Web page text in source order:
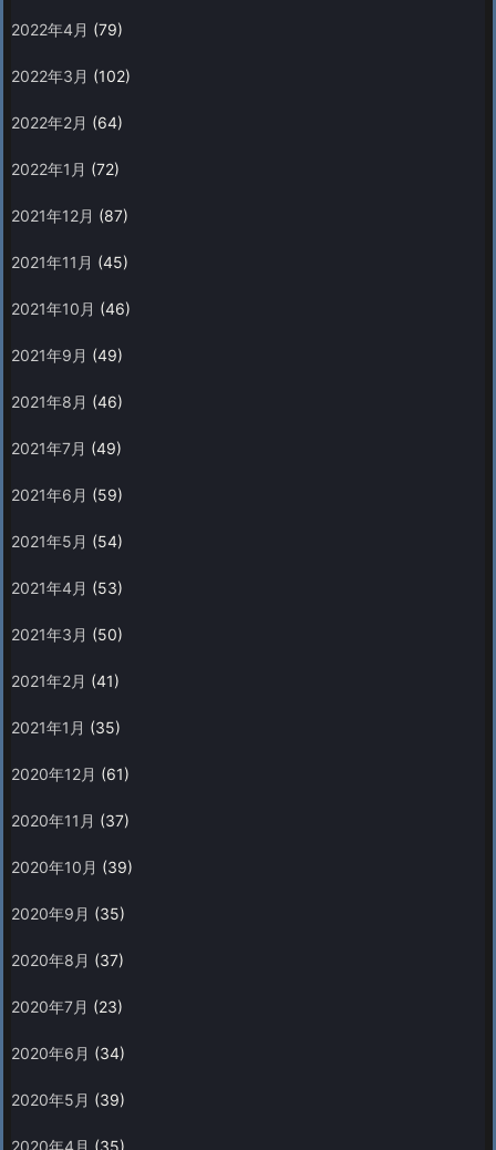
2022年4月 (79)
2022年3月 (102)
2022年2月 (64)
2022年1月 (72)
2021年12月 (87)
2021年11月 (45)
2021年10月 (46)
2021年9月 (49)
2021年8月 (46)
2021年7月 (49)
2021年6月 (59)
2021年5月 (54)
2021年4月 (53)
2021年3月 (50)
2021年2月 (41)
2021年1月 (35)
2020年12月 (61)
2020年11月 (37)
2020年10月 (39)
2020年9月 (35)
2020年8月 (37)
2020年7月 (23)
2020年6月 (34)
2020年5月 (39)
2020年4月 (35)